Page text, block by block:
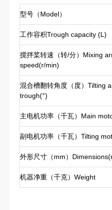
型号（Model）
工作容积Trough capacity (L)
搅拌桨转速（转/分）Mixing
speed(r/min)
混合槽翻转角度（度）Tilting
trough(°)
主电机功率（千瓦）Main
副电机功率（千瓦）Tilting
外形尺寸（mm）
机器净重（千克）Weight